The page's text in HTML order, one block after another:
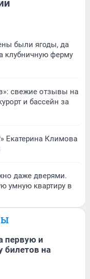
были ягоды, да
клубничную ферму
свежие отзывы на
и бассейн за
Екатерина Климова
даже дверями.
умную квартиру в
первую и
билетов на